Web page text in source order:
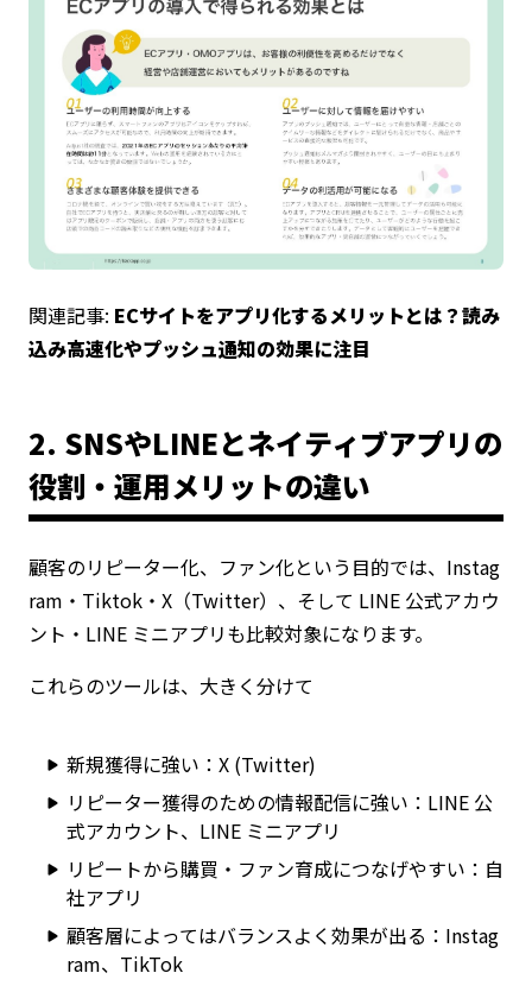
関連記事: ECサイトをアプリ化するメリットとは？読み
込み高速化やプッシュ通知の効果に注目
2. SNSやLINEとネイティブアプリの
役割・運用メリットの違い
顧客のリピーター化、ファン化という目的では、Instag
ram・Tiktok・X（Twitter）、そして LINE 公式アカウ
ント・LINE ミニアプリも比較対象になります。
これらのツールは、大きく分けて
新規獲得に強い：X (Twitter)
リピーター獲得のための情報配信に強い：LINE 公
式アカウント、LINE ミニアプリ
リピートから購買・ファン育成につなげやすい：自
社アプリ
顧客層によってはバランスよく効果が出る：Instag
ram、TikTok